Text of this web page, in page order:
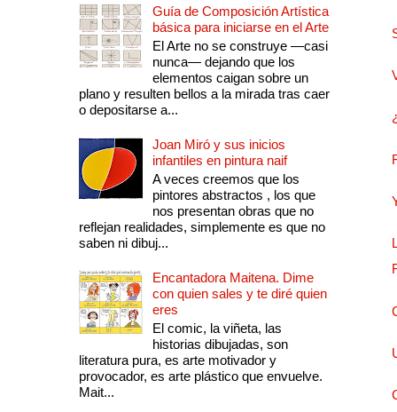
Guía de Composición Artística
básica para iniciarse en el Arte
El Arte no se construye —casi
nunca— dejando que los
elementos caigan sobre un
plano y resulten bellos a la mirada tras caer
o depositarse a...
Joan Miró y sus inicios
infantiles en pintura naif
A veces creemos que los
pintores abstractos , los que
nos presentan obras que no
reflejan realidades, simplemente es que no
saben ni dibuj...
Encantadora Maitena. Dime
con quien sales y te diré quien
eres
El comic, la viñeta, las
historias dibujadas, son
literatura pura, es arte motivador y
provocador, es arte plástico que envuelve.
Mait...